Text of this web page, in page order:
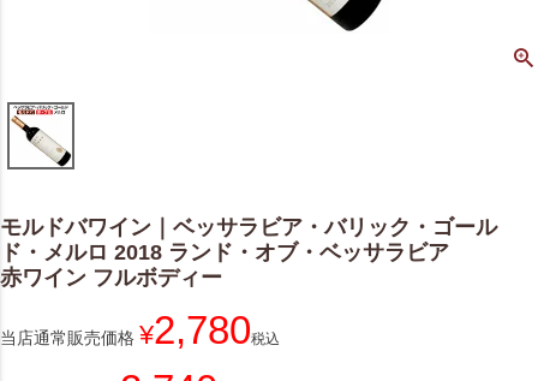
モルドバワイン｜ベッサラビア・バリック・ゴール
ド・メルロ 2018 ランド・オブ・ベッサラビア
赤ワイン フルボディー
当店通常販売価格 ¥2,780税込